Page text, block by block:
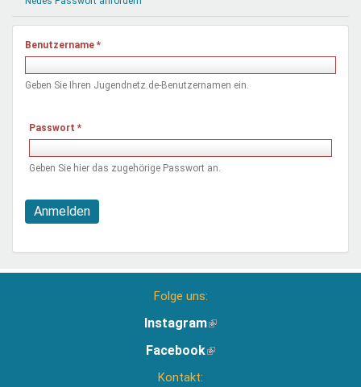
Demokratie & Beteiligung
Benutzername *
Geben Sie Ihren Jugendnetz.de-Benutzernamen ein.
Passwort *
Geben Sie hier das zugehörige Passwort an.
Anmelden
Folge uns:
Instagram(Link
extern)
Facebook(Link
Kontakt: